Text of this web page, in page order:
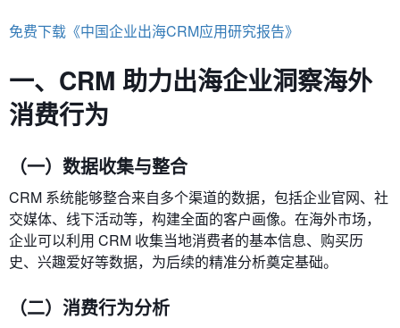
免费下载《中国企业出海CRM应用研究报告》
一、CRM 助力出海企业洞察海外
消费行为
（一）数据收集与整合
CRM 系统能够整合来自多个渠道的数据，包括企业官网、社
交媒体、线下活动等，构建全面的客户画像。在海外市场，
企业可以利用 CRM 收集当地消费者的基本信息、购买历
史、兴趣爱好等数据，为后续的精准分析奠定基础。
（二）消费行为分析